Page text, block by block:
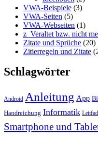
VWA-Beispiele (3)
VWA-Seiten (5)
VWA-Webseiten (1)
z_Veraltet bzw. nicht
Zitate und Sprüche (20)
Zitierregeln und Zitate
Schlagwörter
Android Anleitung App
Handreichung Informatik
Smartphone und